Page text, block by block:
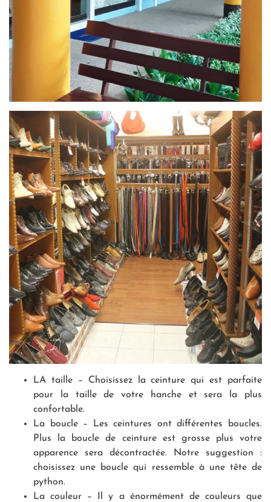
LA taille – Choisissez la ceinture qui est parfaite
pour la taille de votre hanche et sera la plus
confortable.
La boucle – Les ceintures ont différentes boucles.
Plus la boucle de ceinture est grosse plus votre
apparence sera décontractée. Notre suggestion :
choisissez une boucle qui ressemble à une tête de
python.
La couleur – Il y a énormément de couleurs que